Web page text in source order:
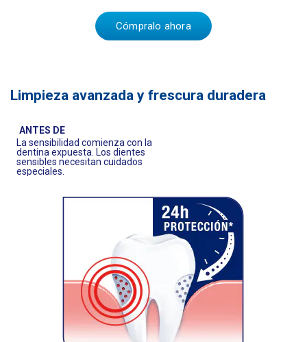
Cómpralo ahora
Limpieza avanzada y frescura duradera
ANTES DE
La sensibilidad comienza con la
dentina expuesta. Los dientes
sensibles necesitan cuidados
especiales.